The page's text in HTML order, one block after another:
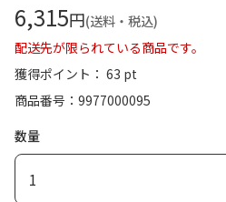
6,315円(送料・税込)
配送先が限られている商品です。
獲得ポイント： 63 pt
商品番号
9977000095
数量
1